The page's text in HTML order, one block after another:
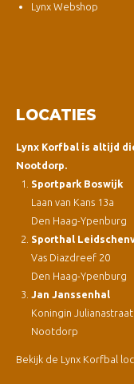
Lynx Webshop
LOCATIES
Lynx Korfbal is altijd
Nootdorp.
Sportpark Boswijk
Laan van Kans 13a
Den Haag-Ypenburg
Sporthal
Vas Diazdreef 20
Den Haag-Ypenburg
Jan Janssenhal
Koningin Julianastraat
Nootdorp
Bekijk de Lynx Korfbal